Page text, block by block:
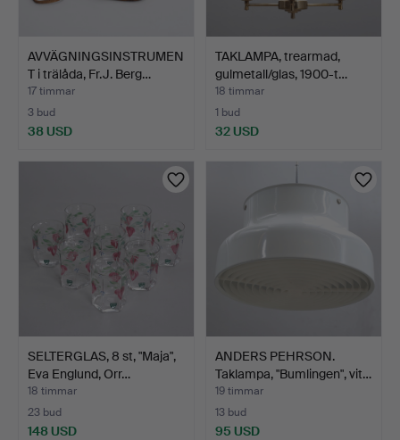
AVVÄGNINGSINSTRUMEN
T i trälåda, Fr.J. Berg…
17 timmar
3 bud
38 USD
TAKLAMPA, trearmad,
gulmetall/glas, 1900-t…
18 timmar
1 bud
32 USD
SELTERGLAS, 8 st, "Maja",
Eva Englund, Orr…
18 timmar
23 bud
148 USD
ANDERS PEHRSON.
Taklampa, "Bumlingen", vit…
19 timmar
13 bud
95 USD